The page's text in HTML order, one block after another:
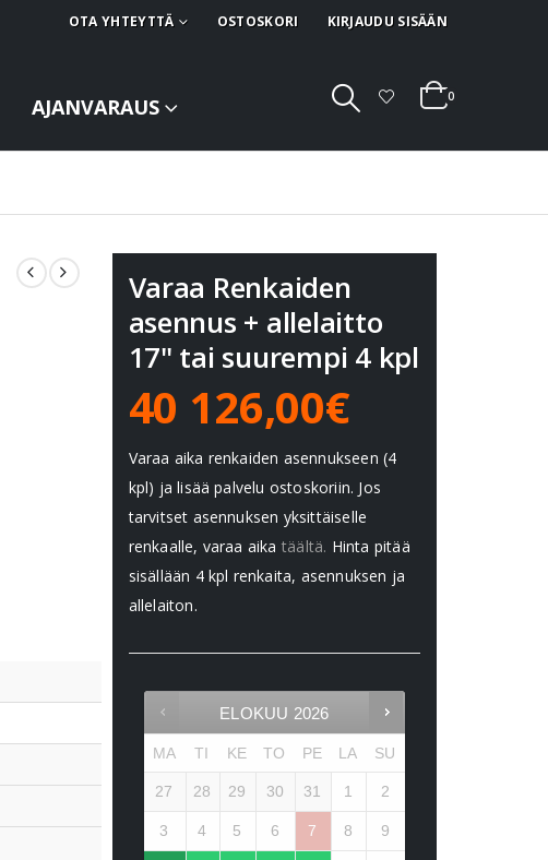
OTA YHTEYTTÄ OSTOSKORI KIRJAUDU SISÄÄN
AJANVARAUS 0
Varaa Renkaiden
asennus + allelaitto
17" tai suurempi 4 kpl
40 126,00€
Varaa aika renkaiden asennukseen (4
kpl) ja lisää palvelu ostoskoriin. Jos
tarvitset asennuksen yksittäiselle
renkaalle, varaa aika täältä. Hinta pitää
sisällään 4 kpl renkaita, asennuksen ja
allelaiton.
ELOKUU 2026
MA TI KE TO PE LA SU
27 28 29 30 31 1 2
3 4 5 6 7 8 9